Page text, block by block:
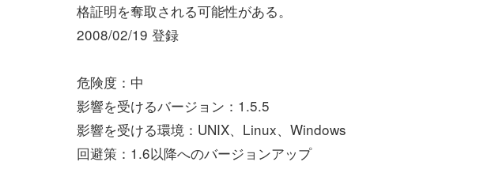
格証明を奪取される可能性がある。
2008/02/19 登録
危険度：中
影響を受けるバージョン：1.5.5
影響を受ける環境：UNIX、Linux、Windows
回避策：1.6以降へのバージョンアップ